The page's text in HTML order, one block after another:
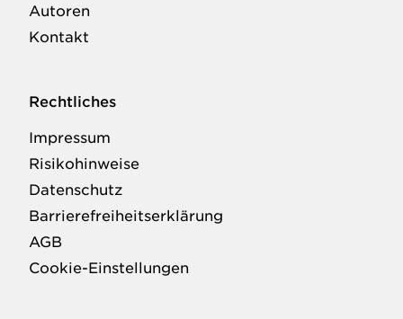
Autoren
Kontakt
Rechtliches
Impressum
Risikohinweise
Datenschutz
Barrierefreiheitserklärung
AGB
Cookie-Einstellungen